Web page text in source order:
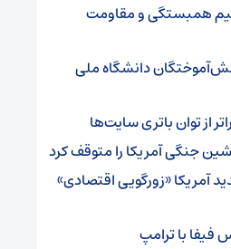
همبستگی و مقاومت
دانش‌آموختگان دانشگاه ملی
از توان باتری سایت‌ها
جنگی آمریکا را متوقف کرد
آمریکا «زورگویی اقتصادی»
فیفا با ترامپ